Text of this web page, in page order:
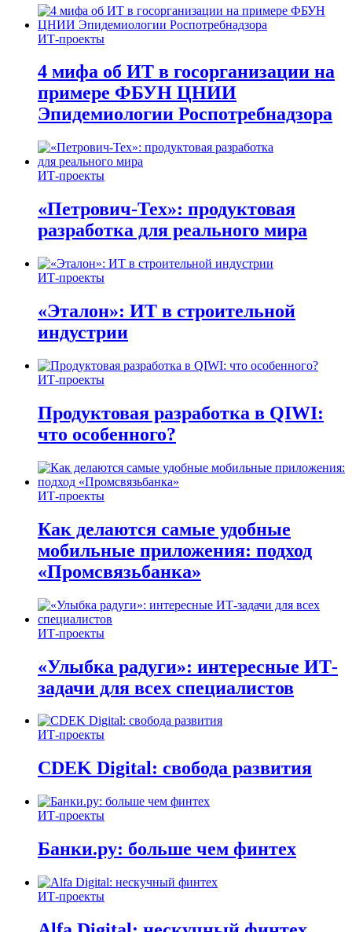
ИТ-проекты
4 мифа об ИТ в госорганизации на
примере ФБУН ЦНИИ
Эпидемиологии Роспотребнадзора
ИТ-проекты
«Петрович-Тех»: продуктовая
разработка для реального мира
ИТ-проекты
«Эталон»: ИТ в строительной
индустрии
ИТ-проекты
Продуктовая разработка в QIWI:
что особенного?
ИТ-проекты
Как делаются самые удобные
мобильные приложения: подход
«Промсвязьбанка»
ИТ-проекты
«Улыбка радуги»: интересные ИТ-
задачи для всех специалистов
ИТ-проекты
CDEK Digital: свобода развития
ИТ-проекты
Банки.ру: больше чем финтех
ИТ-проекты